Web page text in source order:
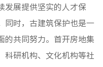
发展提供坚实的人才保
同时，古建筑保护也是一
的共同努力。首开房地集
科研机构、文化机构等社